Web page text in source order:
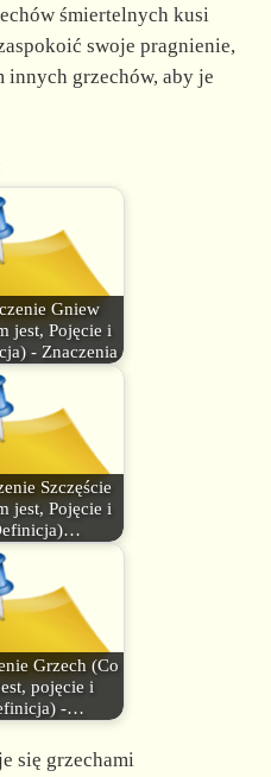
śmiertelnych kusi
swoje pragnienie,
innych grzechów, aby je
Gniew
jest, Pojęcie i
- Znaczenia
Szczęście
jest, Pojęcie i
Grzech (Co
pojęcie i
-…
się grzechami